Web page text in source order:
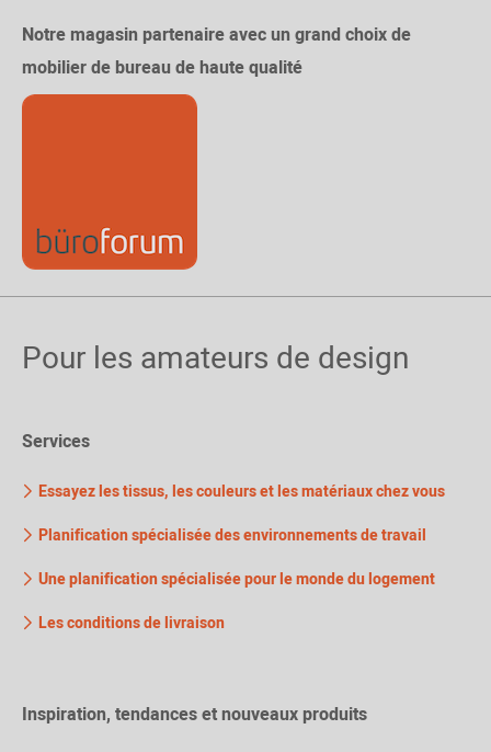
Notre magasin partenaire avec un grand choix de
mobilier de bureau de haute qualité
Pour les amateurs de design
Services
Essayez les tissus, les couleurs et les matériaux chez vous
Planification spécialisée des environnements de travail
Une planification spécialisée pour le monde du logement
Les conditions de livraison
Inspiration, tendances et nouveaux produits